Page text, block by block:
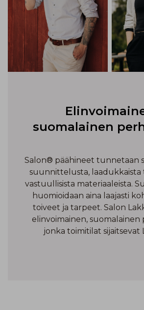
suomalainen
Salon® päähineet tunnetaan
suunnittelusta, laadukkaista
vastuullisista materiaaleista.
huomioidaan aina laajasti
toiveet ja tarpeet. Salon
elinvoimainen, suomalainen
jonka toimitilat sijaitsevat